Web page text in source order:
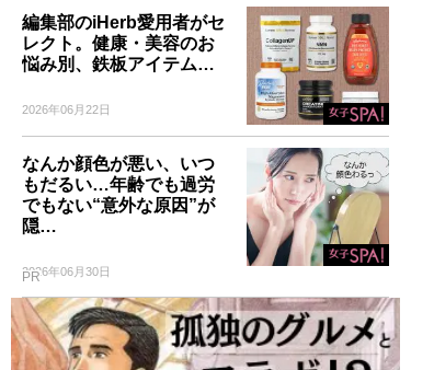
編集部のiHerb愛用者がセ
レクト。健康・美容のお
悩み別、鉄板アイテム…
2026年06月22日
なんか顔色が悪い、いつ
もだるい…年齢でも過労
でもない“意外な原因”が
隠…
2026年06月30日
PR